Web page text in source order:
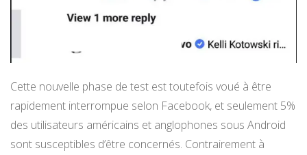
Cette nouvelle phase de test est toutefois voué à être
rapidement interrompue selon Facebook, et seulement 5%
des utilisateurs américains et anglophones sous Android
sont susceptibles d’être concernés. Contrairement à